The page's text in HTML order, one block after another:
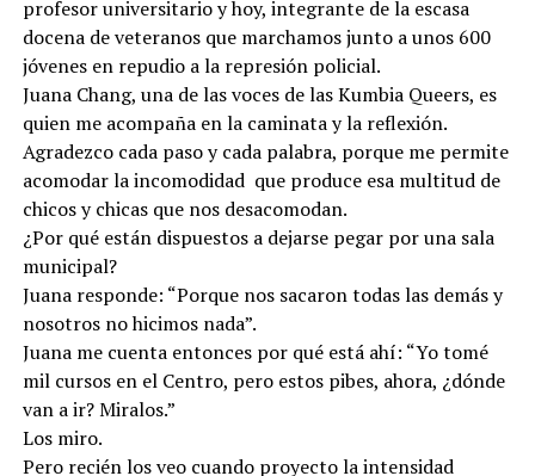
profesor universitario y hoy, integrante de la escasa
docena de veteranos que marchamos junto a unos 600
jóvenes en repudio a la represión policial.
Juana Chang, una de las voces de las Kumbia Queers, es
quien me acompaña en la caminata y la reflexión.
Agradezco cada paso y cada palabra, porque me permite
acomodar la incomodidad que produce esa multitud de
chicos y chicas que nos desacomodan.
¿Por qué están dispuestos a dejarse pegar por una sala
municipal?
Juana responde: “Porque nos sacaron todas las demás y
nosotros no hicimos nada”.
Juana me cuenta entonces por qué está ahí: “Yo tomé
mil cursos en el Centro, pero estos pibes, ahora, ¿dónde
van a ir? Miralos.”
Los miro.
Pero recién los veo cuando proyecto la intensidad